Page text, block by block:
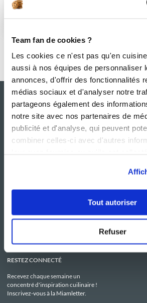
Team fan de cookies ?
Les cookies ce n'est pas qu'en
aussi à nos équipes de personnaliser
annonces, d'offrir des fonctionnalités
médias sociaux et d'analyser notre
partageons également des
notre site avec nos partenaires de
publicité et d'analyse, qui peuvent
combiner celles-ci avec d'autres
Tout autoriser
Refuser
Le Mag'
Boutique
C.G.U
Politique de
Utilisation
RESTEZ CONNECTÉ
Recevez chaque semaine un
concentré d'inspiration cuilinaire !
Inscrivez-vous à la Miamletter.